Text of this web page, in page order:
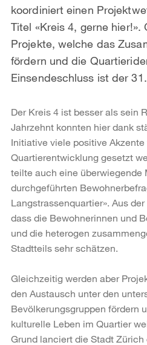
koordiniert einen
Titel «Kreis 4, gerne
Projekte, welche das
fördern und die
Einsendeschluss ist der
Der Kreis 4 ist besser als sein
Jahrzehnt konnten hier dank
Initiative viele positive Akzente
Quartierentwicklung gesetzt
teilte auch eine überwiegende
durchgeführten
Langstrassenquartier». Aus
dass die Bewohnerinnen und
und die heterogen
Stadtteils sehr schätzen.
Gleichzeitig werden aber
den Austausch unter den
Bevölkerungsgruppen fördern
kulturelle Leben im Quartier
Grund lanciert die Stadt